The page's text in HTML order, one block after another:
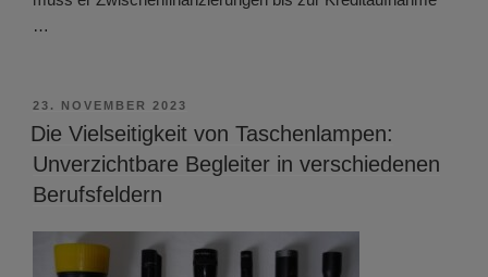
…
VERÖFFENTLICHT
AM
23. NOVEMBER 2023
Die Vielseitigkeit von Taschenlampen:
Unverzichtbare Begleiter in verschiedenen
Berufsfeldern